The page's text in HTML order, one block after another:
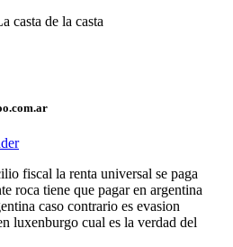
casta de la casta
fiscal la renta universal se paga
roca tiene que pagar en argentina
caso contrario es evasion
luxenburgo cual es la verdad del